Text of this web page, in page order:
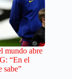
mundo abre
“En el
sabe”